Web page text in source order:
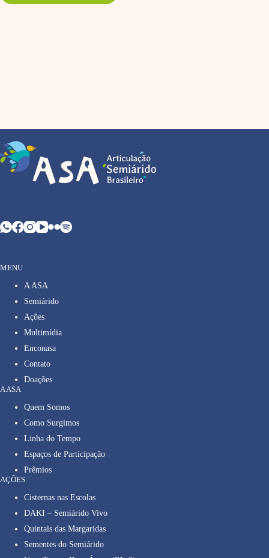
MENU
A ASA
Semiárido
Ações
Multimídia
Enconasa
Contato
Doações
A ASA
Quem Somos
Como Surgimos
Linha do Tempo
Espaços de Participação
Prêmios
AÇÕES
Cisternas nas Escolas
DAKI – Semiárido Vivo
Quintais das Margaridas
Sementes do Semiárido